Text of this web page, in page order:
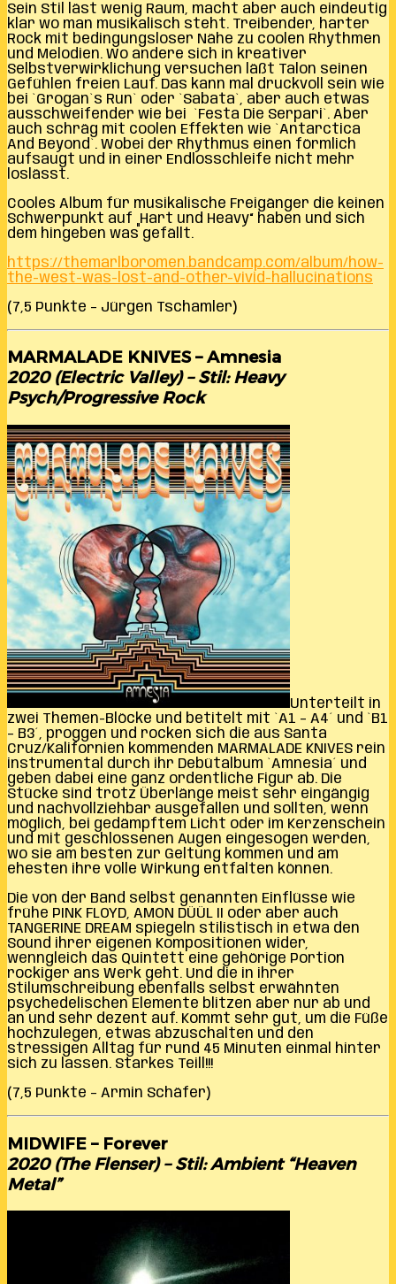
Sein Stil läst wenig Raum, macht aber auch eindeutig
klar wo man musikalisch steht. Treibender, harter
Rock mit bedingungsloser Nähe zu coolen Rhythmen
und Melodien. Wo andere sich in kreativer
Selbstverwirklichung versuchen läßt Talon seinen
Gefühlen freien Lauf. Das kann mal druckvoll sein wie
bei `Grogan`s Run` oder `Sabata`, aber auch etwas
ausschweifender wie bei `Festa Die Serpari`. Aber
auch schräg mit coolen Effekten wie `Antarctica
And Beyond`. Wobei der Rhythmus einen förmlich
aufsaugt und in einer Endlosschleife nicht mehr
loslässt.
Cooles Album für musikalische Freigänger die keinen
Schwerpunkt auf „Hart und Heavy“ haben und sich
dem hingeben was gefällt.
https://themarlboromen.bandcamp.com/album/how-
the-west-was-lost-and-other-vivid-hallucinations
(7,5 Punkte – Jürgen Tschamler)
MARMALADE KNIVES – Amnesia
2020 (Electric Valley) – Stil: Heavy
Psych/Progressive Rock
Unterteilt in
zwei Themen-Blöcke und betitelt mit `A1 – A4´ und `B1
– B3´, proggen und rocken sich die aus Santa
Cruz/Kalifornien kommenden MARMALADE KNIVES rein
instrumental durch ihr Debütalbum `Amnesia´ und
geben dabei eine ganz ordentliche Figur ab. Die
Stücke sind trotz Überlänge meist sehr eingängig
und nachvollziehbar ausgefallen und sollten, wenn
möglich, bei gedämpftem Licht oder im Kerzenschein
und mit geschlossenen Augen eingesogen werden,
wo sie am besten zur Geltung kommen und am
ehesten ihre volle Wirkung entfalten können.
Die von der Band selbst genannten Einflüsse wie
frühe PINK FLOYD, AMON DÜÜL II oder aber auch
TANGERINE DREAM spiegeln stilistisch in etwa den
Sound ihrer eigenen Kompositionen wider,
wenngleich das Quintett eine gehörige Portion
rockiger ans Werk geht. Und die in ihrer
Stilumschreibung ebenfalls selbst erwähnten
psychedelischen Elemente blitzen aber nur ab und
an und sehr dezent auf. Kommt sehr gut, um die Füße
hochzulegen, etwas abzuschalten und den
stressigen Alltag für rund 45 Minuten einmal hinter
sich zu lassen. Starkes Teill!!!
(7,5 Punkte – Armin Schäfer)
MIDWIFE – Forever
2020 (The Flenser) – Stil: Ambient “Heaven
Metal”